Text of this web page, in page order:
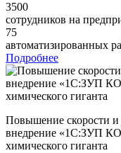
3500
сотрудников на
75
автоматизированных
Подробнее
Повышение скорости и
внедрение «1С:ЗУП
химического гиганта